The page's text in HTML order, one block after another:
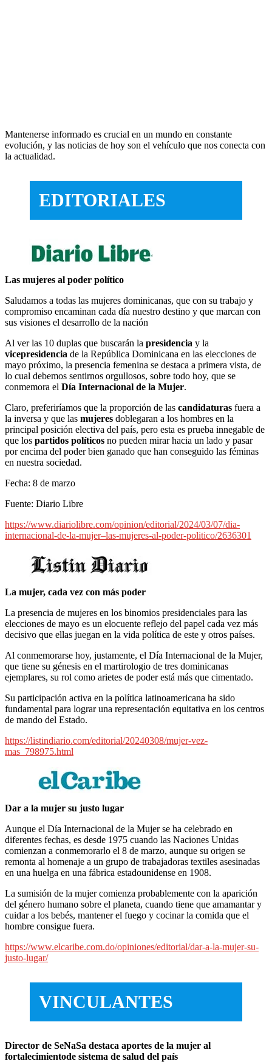
Mantenerse informado es crucial en un mundo en constante
evolución, y las noticias de hoy son el vehículo que nos conecta con
la actualidad.
EDITORIALES
Las mujeres al poder político
Saludamos a todas las mujeres dominicanas, que con su trabajo y
compromiso encaminan cada día nuestro destino y que marcan con
sus visiones el desarrollo de la nación
Al ver las 10 duplas que buscarán la presidencia y la
vicepresidencia de la República Dominicana en las elecciones de
mayo próximo, la presencia femenina se destaca a primera vista, de
lo cual debemos sentirnos orgullosos, sobre todo hoy, que se
conmemora el Día Internacional de la Mujer.
Claro, preferiríamos que la proporción de las candidaturas fuera a
la inversa y que las mujeres doblegaran a los hombres en la
principal posición electiva del país, pero esta es prueba innegable de
que los partidos políticos no pueden mirar hacia un lado y pasar
por encima del poder bien ganado que han conseguido las féminas
en nuestra sociedad.
Fecha: 8 de marzo
Fuente: Diario Libre
https://www.diariolibre.com/opinion/editorial/2024/03/07/dia-
internacional-de-la-mujer–las-mujeres-al-poder-politico/2636301
La mujer, cada vez con más poder
La presencia de mujeres en los binomios presidenciales para las
elecciones de mayo es un elocuente reflejo del papel cada vez más
decisivo que ellas juegan en la vida política de este y otros países.
Al conmemorarse hoy, justamente, el Día Internacional de la Mujer,
que tiene su génesis en el martirologio de tres dominicanas
ejemplares, su rol como arietes de poder está más que cimentado.
Su participación activa en la política latinoamericana ha sido
fundamental para lograr una representación equitativa en los centros
de mando del Estado.
https://listindiario.com/editorial/20240308/mujer-vez-
mas_798975.html
Dar a la mujer su justo lugar
Aunque el Día Internacional de la Mujer se ha celebrado en
diferentes fechas, es desde 1975 cuando las Naciones Unidas
comienzan a conmemorarlo el 8 de marzo, aunque su origen se
remonta al homenaje a un grupo de trabajadoras textiles asesinadas
en una huelga en una fábrica estadounidense en 1908.
La sumisión de la mujer comienza probablemente con la aparición
del género humano sobre el planeta, cuando tiene que amamantar y
cuidar a los bebés, mantener el fuego y cocinar la comida que el
hombre consigue fuera.
https://www.elcaribe.com.do/opiniones/editorial/dar-a-la-mujer-su-
justo-lugar/
VINCULANTES
Director de SeNaSa destaca aportes de la mujer al
fortalecimientode sistema de salud del país